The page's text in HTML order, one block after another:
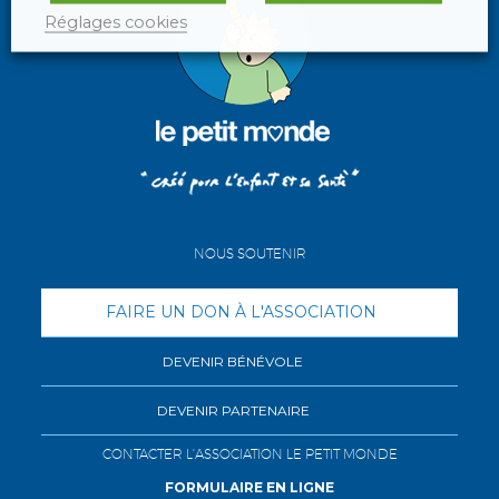
NOUS SOUTENIR
FAIRE UN DON À L'ASSOCIATION
DEVENIR BÉNÉVOLE
DEVENIR PARTENAIRE
CONTACTER L'ASSOCIATION LE PETIT MONDE
FORMULAIRE EN LIGNE
Réglages cookies